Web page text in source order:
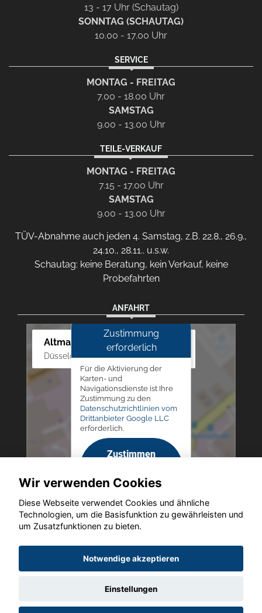
13 - 17 Uhr (Schautag)
SONNTAG (SCHAUTAG)
10.00 - 17.00 Uhr
SERVICE
MONTAG - FREITAG
7.00 - 18.00 Uhr
SAMSTAG
9.00 - 13.00 Uhr
TEILE-VERKAUF
MONTAG - FREITAG
7.15 - 17.00 Uhr
SAMSTAG
9.00 - 13.00 Uhr
TÜV-Abnahme auch jeden 4. Samstag, z.B. 22.8., 26.9.,
24.10., 28.11.. u.s.w.
Schautag: keine Beratung, kein Verkauf, keine
Probefahrten
ANFAHRT
Altmann Autoland
Düsseldorfer Str. 69 - 79, 42781 Haan
Zustimmung
erforderlich
Für die Aktivierung der
Karten- und
Navigationsdienste ist Ihre
Zustimmung zu den
Datenschutzrichtlinien vom
Drittanbieter Google LLC
erforderlich.
Zustimmen
aktivieren
Copyright © 2026. Altmann Autoland
Wir verwenden Cookies
Diese Webseite verwendet Cookies und ähnliche
Technologien, um die Basisfunktion zu gewährleisten und
um Zusatzfunktionen zu bieten.
Notwendige akzeptieren
Einstellungen